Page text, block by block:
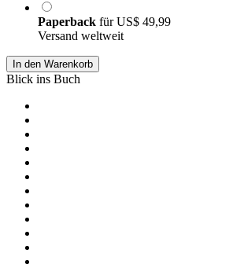
Paperback fürUS$ 49,99
Versand weltweit
In den Warenkorb
Blick ins Buch